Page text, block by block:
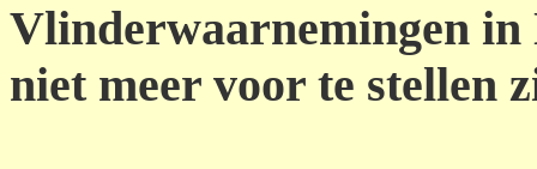
Vlinderwaarnemingen in
niet meer voor te stellen